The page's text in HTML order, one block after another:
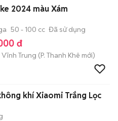
2024 màu Xám
50 - 100 cc Đã sử dụng
đ
Trung (P. Thanh Khê mới)
khí Xiaomi Trắng Lọc